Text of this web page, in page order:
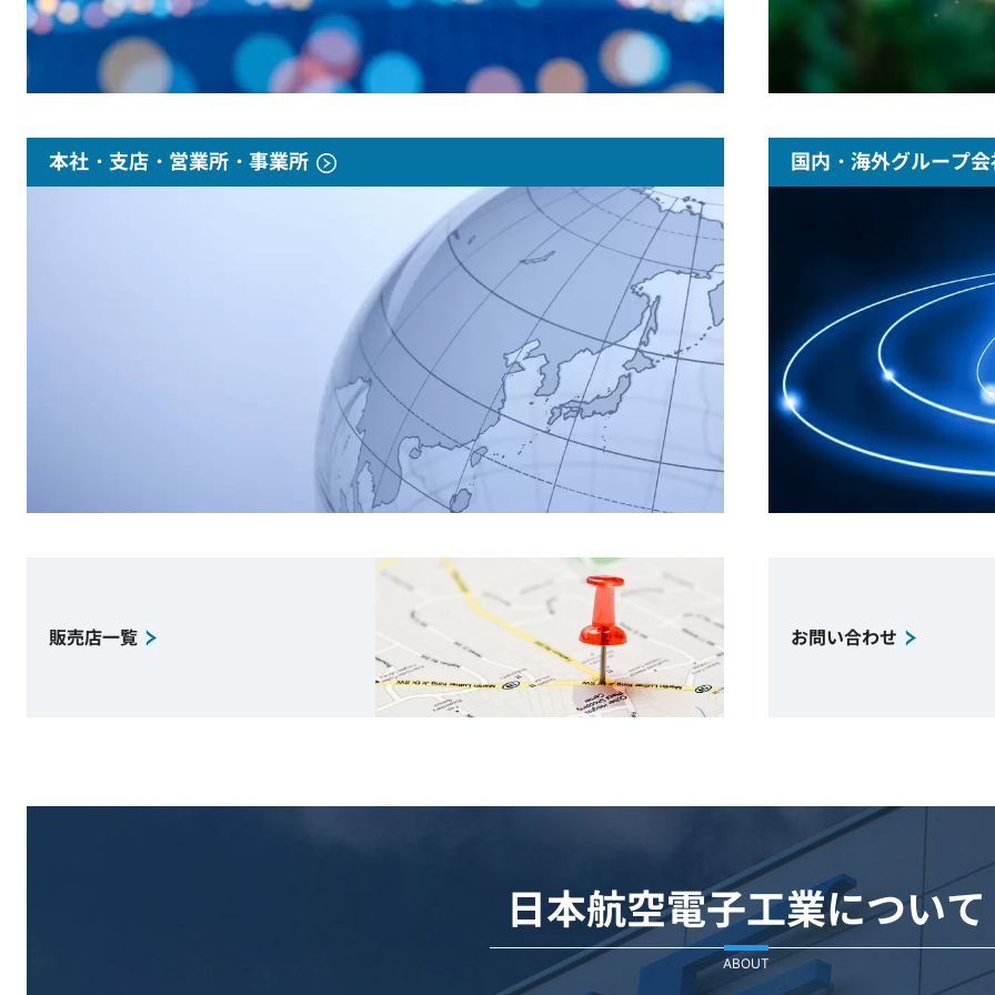
本社・支店・営業所・事業所 国内・海外グループ会
販売店一覧 お問い合わせ
日本航空電子工業について
ABOUT